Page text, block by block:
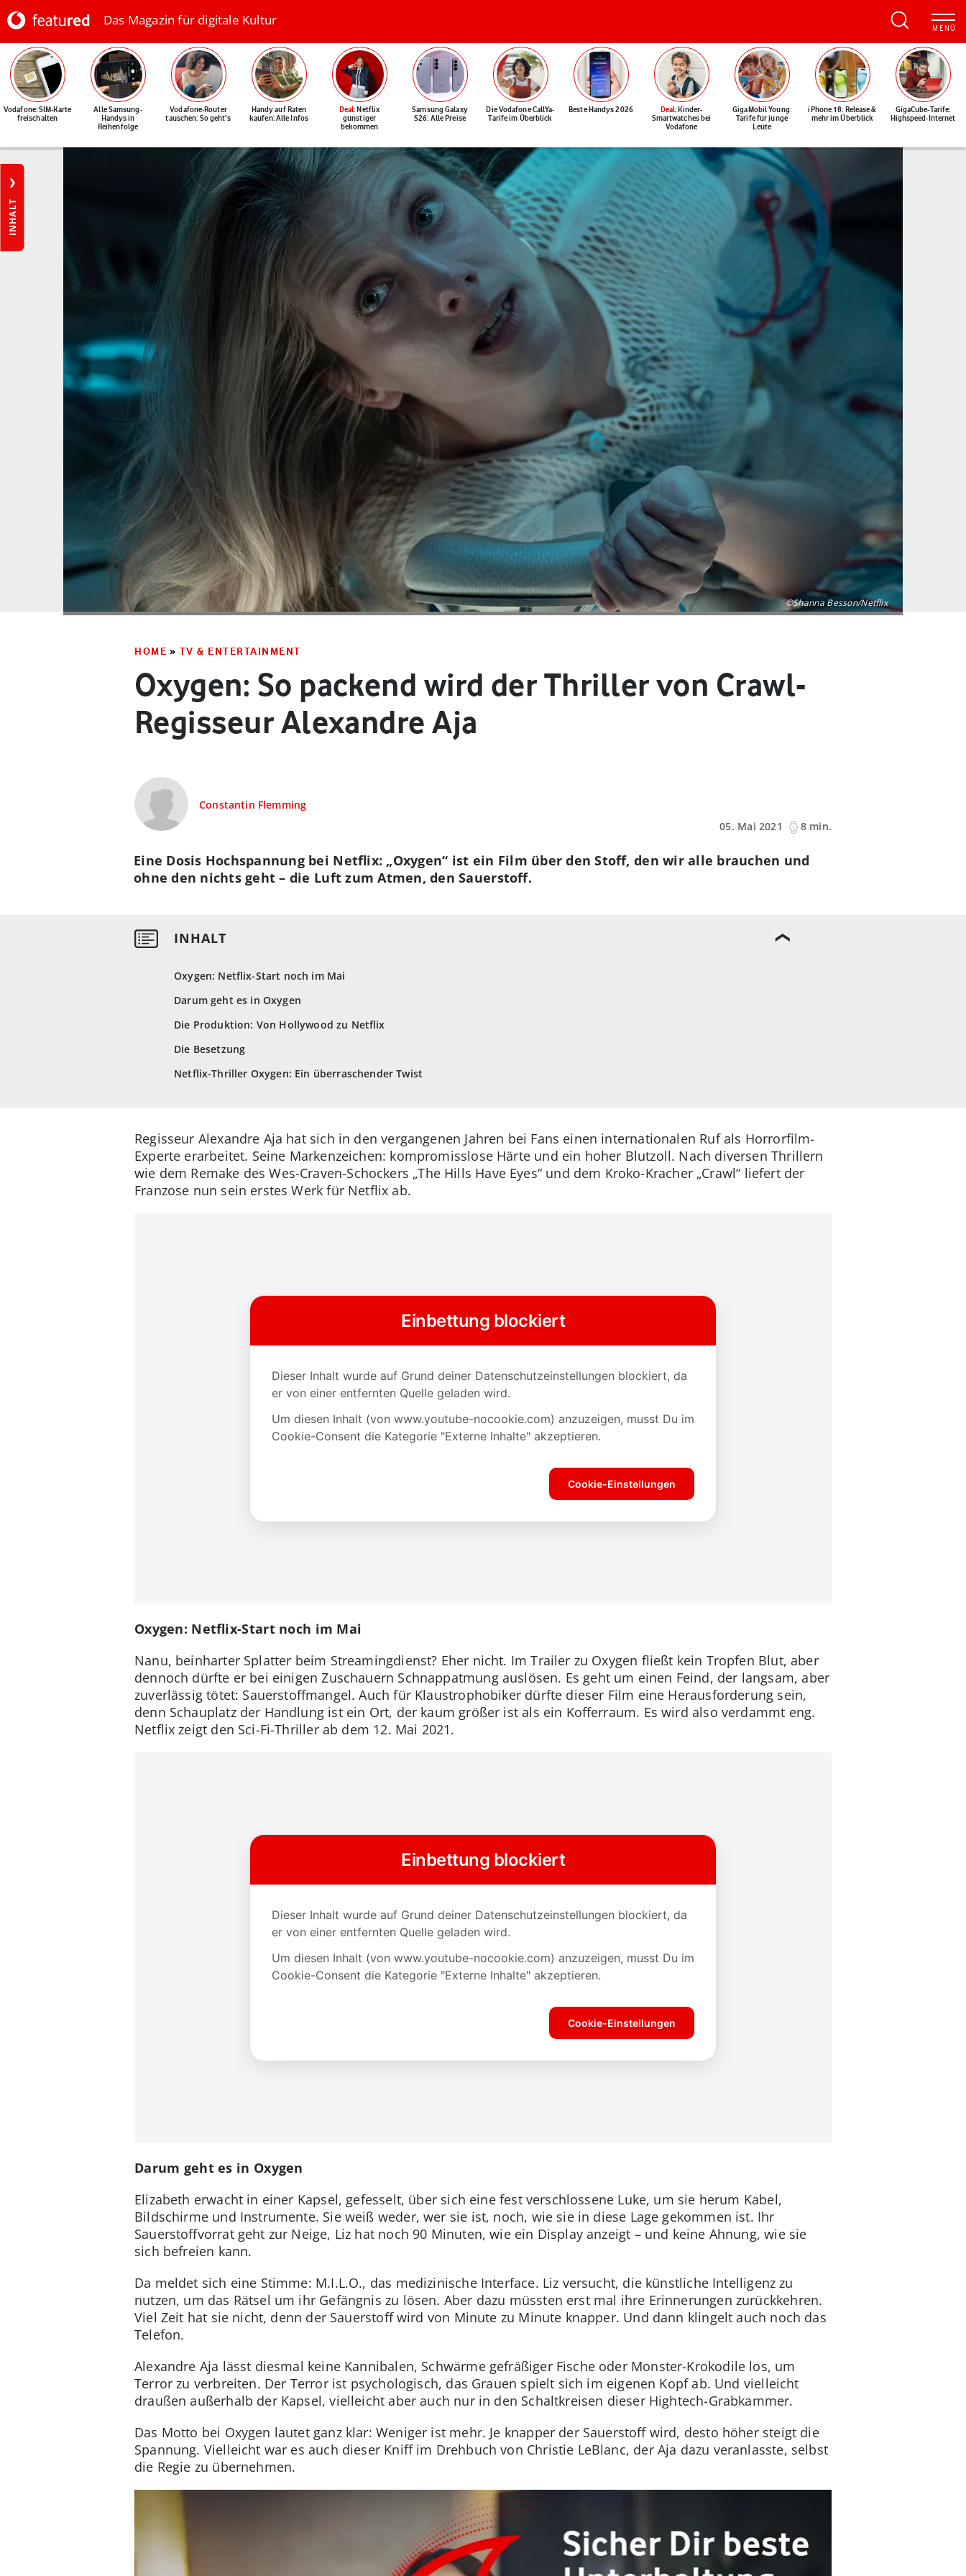
Das Magazin für digitale Kultur
Vodafone: SIM-Karte
freischalten
Alle Samsung-
Handys in
Reihenfolge
Vodafone-Router
tauschen: So geht's
Handy auf Raten
kaufen: Alle Infos
Deal: Netflix
günstiger
bekommen
Samsung Galaxy
S26: Alle Preise
Die Vodafone CallYa-
Tarife im Überblick
Beste Handys 2026 Deal: Kinder-
Smartwatches bei
Vodafone
GigaMobil Young:
Tarife für junge
Leute
iPhone 18: Release &
mehr im Überblick
GigaCube-Tarife:
Highspeed-Internet
INHALT
©Shanna Besson/Netflix
HOME » TV & ENTERTAINMENT
Oxygen: So packend wird der Thriller von Crawl-
Regisseur Alexandre Aja
Constantin Flemming
05. Mai 2021
8 min.
Oxygen: Netflix-Start noch im Mai
Darum geht es in Oxygen
Die Produktion: Von Hollywood zu Netflix
Die Besetzung
Netflix-Thriller Oxygen: Ein überraschender Twist
Eine Dosis Hochspannung bei Netflix: „Oxygen“ ist ein Film über den Stoff, den wir alle brauchen und
ohne den nichts geht – die Luft zum Atmen, den Sauerstoff.
Regisseur Alexandre Aja hat sich in den vergangenen Jahren bei Fans einen internationalen Ruf als Horrorfilm-
Experte erarbeitet. Seine Markenzeichen: kompromisslose Härte und ein hoher Blutzoll. Nach diversen Thrillern
wie dem Remake des Wes-Craven-Schockers „The Hills Have Eyes“ und dem Kroko-Kracher „Crawl“ liefert der
Franzose nun sein erstes Werk für Netflix ab.
Oxygen: Netflix-Start noch im Mai
Nanu, beinharter Splatter beim Streamingdienst? Eher nicht. Im Trailer zu Oxygen fließt kein Tropfen Blut, aber
dennoch dürfte er bei einigen Zuschauern Schnappatmung auslösen. Es geht um einen Feind, der langsam, aber
zuverlässig tötet: Sauerstoffmangel. Auch für Klaustrophobiker dürfte dieser Film eine Herausforderung sein,
denn Schauplatz der Handlung ist ein Ort, der kaum größer ist als ein Kofferraum. Es wird also verdammt eng.
Netflix zeigt den Sci-Fi-Thriller ab dem 12. Mai 2021.
Darum geht es in Oxygen
Elizabeth erwacht in einer Kapsel, gefesselt, über sich eine fest verschlossene Luke, um sie herum Kabel,
Bildschirme und Instrumente. Sie weiß weder, wer sie ist, noch, wie sie in diese Lage gekommen ist. Ihr
Sauerstoffvorrat geht zur Neige, Liz hat noch 90 Minuten, wie ein Display anzeigt – und keine Ahnung, wie sie
sich befreien kann.
Da meldet sich eine Stimme: M.I.L.O., das medizinische Interface. Liz versucht, die künstliche Intelligenz zu
nutzen, um das Rätsel um ihr Gefängnis zu lösen. Aber dazu müssten erst mal ihre Erinnerungen zurückkehren.
Viel Zeit hat sie nicht, denn der Sauerstoff wird von Minute zu Minute knapper. Und dann klingelt auch noch das
Telefon.
Alexandre Aja lässt diesmal keine Kannibalen, Schwärme gefräßiger Fische oder Monster-Krokodile los, um
Terror zu verbreiten. Der Terror ist psychologisch, das Grauen spielt sich im eigenen Kopf ab. Und vielleicht
draußen außerhalb der Kapsel, vielleicht aber auch nur in den Schaltkreisen dieser Hightech-Grabkammer.
Das Motto bei Oxygen lautet ganz klar: Weniger ist mehr. Je knapper der Sauerstoff wird, desto höher steigt die
Spannung. Vielleicht war es auch dieser Kniff im Drehbuch von Christie LeBlanc, der Aja dazu veranlasste, selbst
die Regie zu übernehmen.